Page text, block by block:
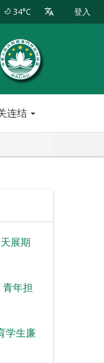
34°C 登入
连结
展期
年担
学生廉